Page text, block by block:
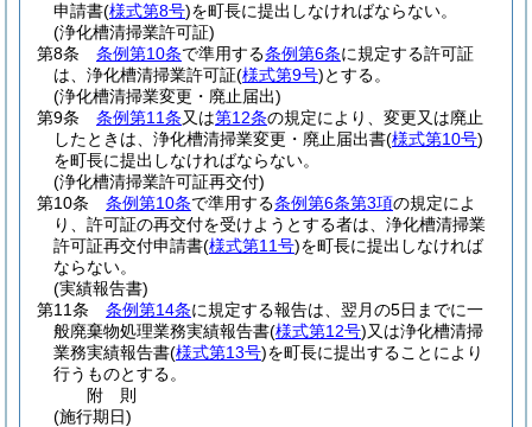
申請書(様式第8号)を町長に提出しなければならない。
(浄化槽清掃業許可証)
第8条
条例第10条で準用する条例第6条に規定する許可証
は、浄化槽清掃業許可証(様式第9号)とする。
(浄化槽清掃業変更・廃止届出)
第9条
条例第11条又は第12条の規定により、変更又は廃止
したときは、浄化槽清掃業変更・廃止届出書(様式第10号)
を町長に提出しなければならない。
(浄化槽清掃業許可証再交付)
第10条
条例第10条で準用する条例第6条第3項の規定によ
り、許可証の再交付を受けようとする者は、浄化槽清掃業
許可証再交付申請書(様式第11号)を町長に提出しなければ
ならない。
(実績報告書)
第11条
条例第14条に規定する報告は、翌月の5日までに一
般廃棄物処理業務実績報告書(様式第12号)又は浄化槽清掃
業務実績報告書(様式第13号)を町長に提出することにより
行うものとする。
附 則
(施行期日)